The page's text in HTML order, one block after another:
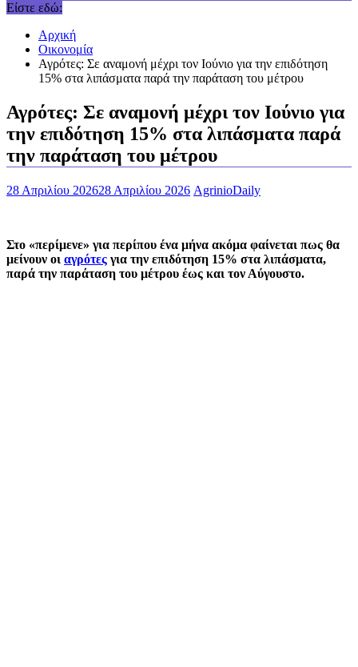
Είστε εδώ:
Αρχική
Οικονομία
Αγρότες: Σε αναμονή μέχρι τον Ιούνιο για την επιδότηση
15% στα λιπάσματα παρά την παράταση του μέτρου
Αγρότες: Σε αναμονή μέχρι τον Ιούνιο για
την επιδότηση 15% στα λιπάσματα παρά
την παράταση του μέτρου
28 Απριλίου 202628 Απριλίου 2026 AgrinioDaily
Στο «περίμενε» για περίπου ένα μήνα ακόμα φαίνεται πως θα
μείνουν οι αγρότες για την επιδότηση 15% στα λιπάσματα,
παρά την παράταση του μέτρου έως και τον Αύγουστο.